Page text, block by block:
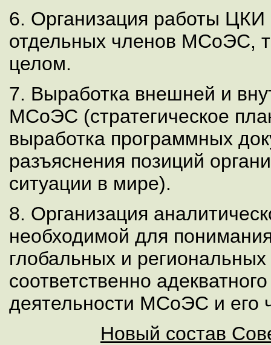
6. Организация работы ЦКИ
отдельных членов МСоЭС,
целом.
7. Выработка внешней и
МСоЭС (стратегическое
выработка программных
разъяснения позиций
ситуации в мире).
8. Организация
необходимой для
глобальных и
соответственно
деятельности МСоЭС и его
Новый состав